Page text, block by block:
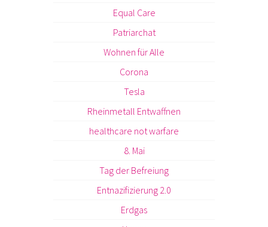
Equal Care
Patriarchat
Wohnen für Alle
Corona
Tesla
Rheinmetall Entwaffnen
healthcare not warfare
8. Mai
Tag der Befreiung
Entnazifizierung 2.0
Erdgas